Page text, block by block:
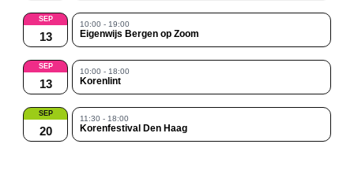
SEP
13
10:00 - 19:00
Eigenwijs Bergen op Zoom
SEP
13
10:00 - 18:00
Korenlint
SEP
20
11:30 - 18:00
Korenfestival Den Haag